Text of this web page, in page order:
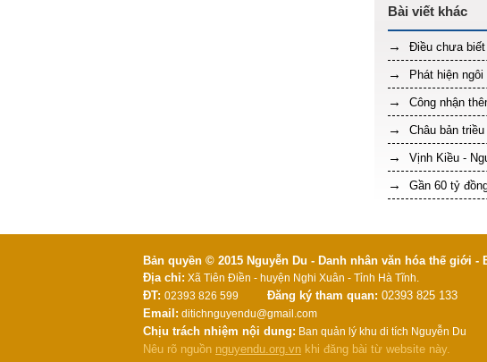
Điều chưa biết
Phát hiện
Công nhận
Châu bản
Vịnh Kiều -
Gần 60 tỷ
Bản quyền © 2015 Nguyễn Du - Danh nhân văn hóa thế giới
Địa chỉ: Xã Tiên Điền - huyện Nghi Xuân - Tỉnh Hà Tĩnh.
ĐT: 02393 826 599 Đăng ký tham quan: 02393 825 133
Email: ditichnguyendu@gmail.com
Chịu trách nhiệm nội dung: Ban quản lý khu di tích Nguyễn Du
Nêu rõ nguồn nguyendu.org.vn khi đăng bài từ website này.